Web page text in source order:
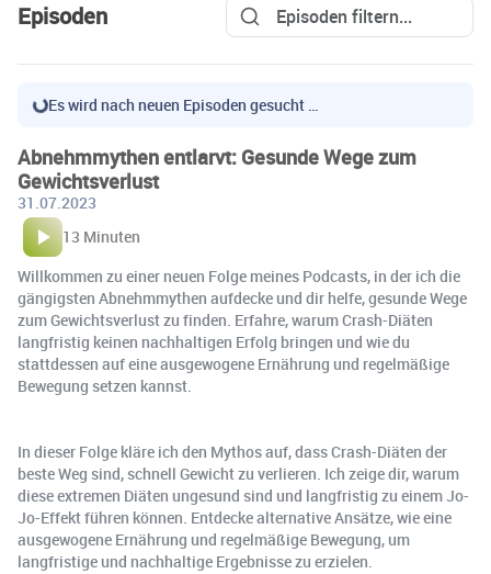
Episoden
Es wird nach neuen Episoden gesucht …
Abnehmmythen entlarvt: Gesunde Wege zum
Gewichtsverlust
31.07.2023
13 Minuten
Willkommen zu einer neuen Folge meines Podcasts, in der ich die
gängigsten Abnehmmythen aufdecke und dir helfe, gesunde Wege
zum Gewichtsverlust zu finden. Erfahre, warum Crash-Diäten
langfristig keinen nachhaltigen Erfolg bringen und wie du
stattdessen auf eine ausgewogene Ernährung und regelmäßige
Bewegung setzen kannst.
In dieser Folge kläre ich den Mythos auf, dass Crash-Diäten der
beste Weg sind, schnell Gewicht zu verlieren. Ich zeige dir, warum
diese extremen Diäten ungesund sind und langfristig zu einem Jo-
Jo-Effekt führen können. Entdecke alternative Ansätze, wie eine
ausgewogene Ernährung und regelmäßige Bewegung, um
langfristige und nachhaltige Ergebnisse zu erzielen.